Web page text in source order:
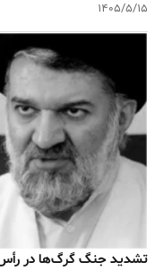
۱۴۰۵/۵/۱۵
تشدید جنگ گرگ‌ها در رأس